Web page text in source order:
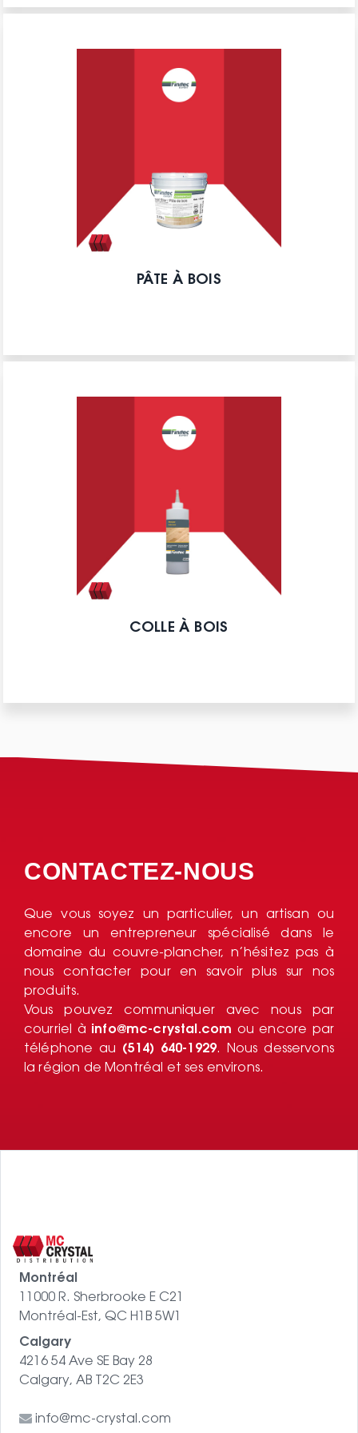
PÂTE À BOIS
COLLE À BOIS
CONTACTEZ-NOUS
Que vous soyez un particulier, un artisan ou
encore un entrepreneur spécialisé dans le
domaine du couvre-plancher, n’hésitez pas à
nous contacter pour en savoir plus sur nos
produits.
Vous pouvez communiquer avec nous par
courriel à info@mc-crystal.com ou encore par
téléphone au (514) 640-1929. Nous desservons
la région de Montréal et ses environs.
Montréal
11000 R. Sherbrooke E C21
Montréal-Est, QC H1B 5W1
Calgary
4216 54 Ave SE Bay 28
Calgary, AB T2C 2E3
info@mc-crystal.com